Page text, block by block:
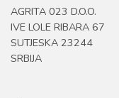
AGRITA 023 D.O.O.
IVE LOLE RIBARA 67
SUTJESKA 23244
SRBIJA